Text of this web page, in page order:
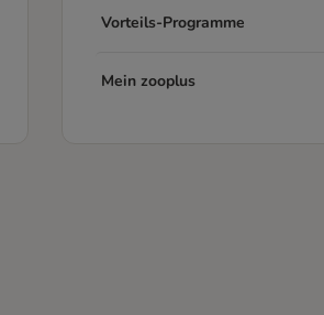
Vorteils-Programme
Mein zooplus